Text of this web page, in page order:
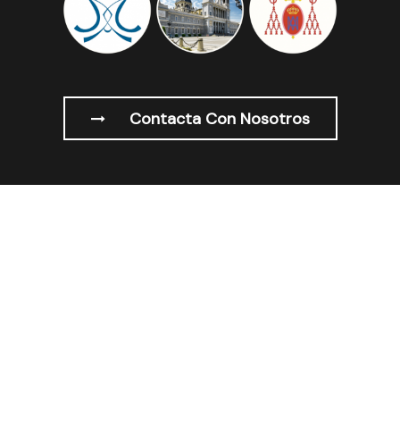
Contacta Con Nosotros